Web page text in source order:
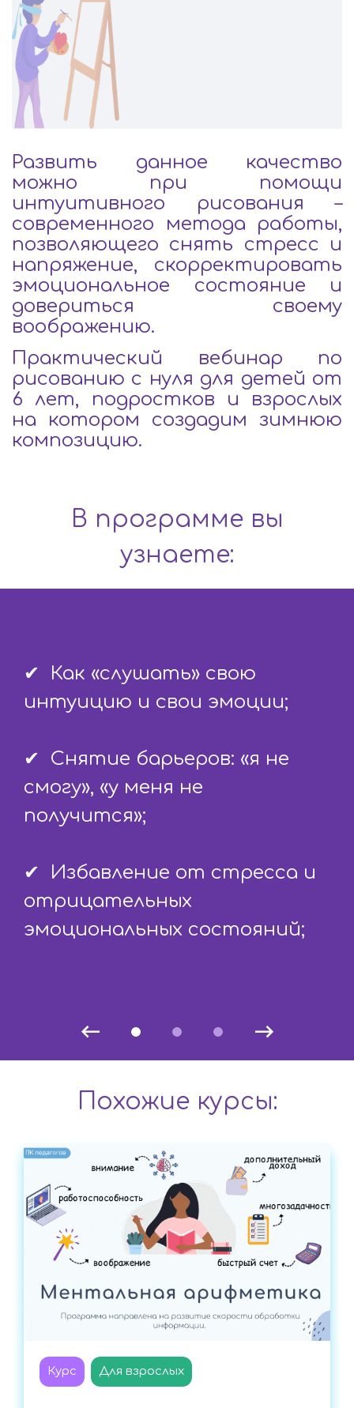
Развить данное качество
можно при помощи
интуитивного рисования –
современного метода работы,
позволяющего снять стресс и
напряжение, скорректировать
эмоциональное состояние и
довериться своему
воображению.
Практический вебинар по
рисованию с нуля для детей от
6 лет, подростков и взрослых
на котором создадим зимнюю
композицию.
В программе вы
узнаете:
✔  Как «слушать» свою
интуицию и свои эмоции;
✔  Снятие барьеров: «я не
смогу», «у меня не
получится»;
✔  Избавление от стресса и
отрицательных
эмоциональных состояний;
Похожие курсы:
Курс Для взрослых